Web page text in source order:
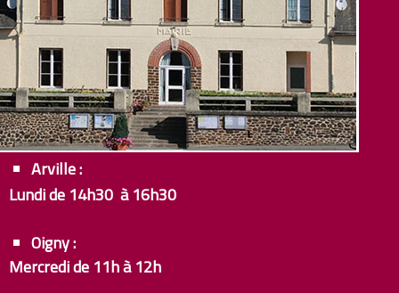
Arville :
Lundi de 14h30 à 16h30
Oigny :
Mercredi de 11h à 12h